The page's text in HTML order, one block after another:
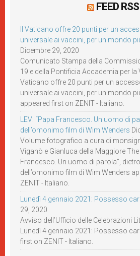
FEED RSS
Il Vaticano offre 20 punti per un
universale ai vaccini, per un mondo
Dicembre 29, 2020
Comunicato Stampa della
19 e della Pontificia Accademia per la
Vaticano offre 20 punti per un
universale ai vaccini, per un mondo
appeared first on ZENIT - Italiano.
LEV: “Papa Francesco. Un uomo di
dell’omonimo film di Wim Wenders
Volume fotografico a cura di
Viganò e Gianluca della Maggiore The
Francesco. Un uomo di parola”,
dell’omonimo film di Wim Wenders
ZENIT - Italiano.
Lunedì 4 gennaio 2021: Possesso
29, 2020
Avviso dell’Ufficio delle Celebrazioni
Lunedì 4 gennaio 2021: Possesso
first on ZENIT - Italiano.